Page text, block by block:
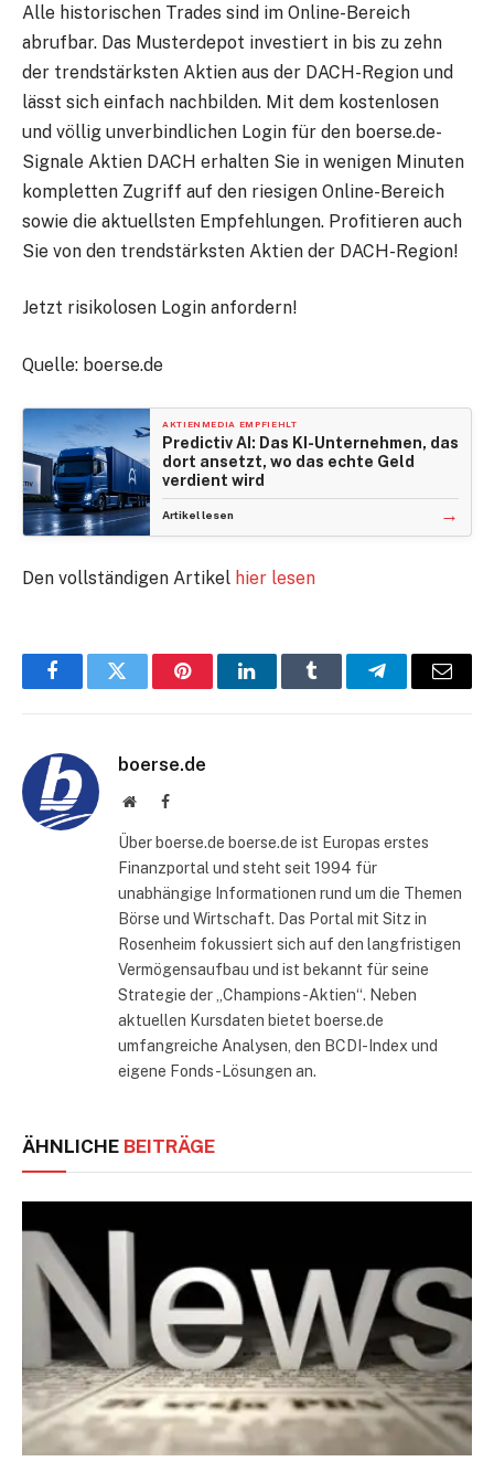
Alle historischen Trades sind im Online-Bereich
abrufbar. Das Musterdepot investiert in bis zu zehn
der trendstärksten Aktien aus der DACH-Region und
lässt sich einfach nachbilden. Mit dem kostenlosen
und völlig unverbindlichen Login für den boerse.de-
Signale Aktien DACH erhalten Sie in wenigen Minuten
kompletten Zugriff auf den riesigen Online-Bereich
sowie die aktuellsten Empfehlungen. Profitieren auch
Sie von den trendstärksten Aktien der DACH-Region!
Jetzt risikolosen Login anfordern!
Quelle: boerse.de
AKTIENMEDIA EMPFIEHLT
Predictiv AI: Das KI-Unternehmen, das
dort ansetzt, wo das echte Geld
verdient wird
Artikel lesen →
Den vollständigen Artikel hier lesen
FacebookTwitter PinterestLinkedInTumblr TelegramE-
boerse.de
WebsiteFacebook
Über boerse.de boerse.de ist Europas erstes
Finanzportal und steht seit 1994 für
unabhängige Informationen rund um die Themen
Börse und Wirtschaft. Das Portal mit Sitz in
Rosenheim fokussiert sich auf den langfristigen
Vermögensaufbau und ist bekannt für seine
Strategie der „Champions-Aktien“. Neben
aktuellen Kursdaten bietet boerse.de
umfangreiche Analysen, den BCDI-Index und
eigene Fonds-Lösungen an.
ÄHNLICHE BEITRÄGE